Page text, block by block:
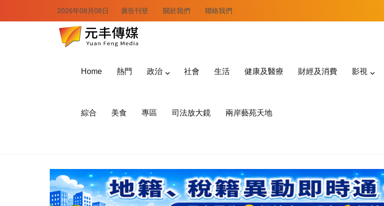
2026年08月08日 廣告刊登 關於我們 聯絡我們
Home 熱門 政治 社會 生活 健康及醫療 財經及消費 影視
綜合 美食 專區 司法放大鏡 兩岸藝苑天地